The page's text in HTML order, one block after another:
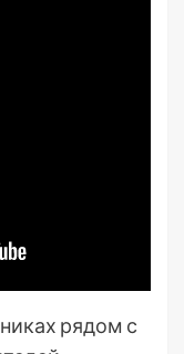
рядом с